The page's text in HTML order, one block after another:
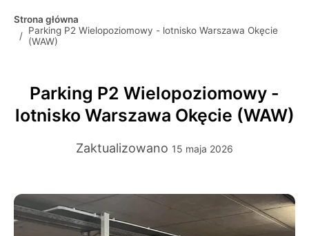
Strona główna
/ Parking P2 Wielopoziomowy - lotnisko Warszawa Okęcie
(WAW)
Parking P2 Wielopoziomowy -
lotnisko Warszawa Okęcie (WAW)
Zaktualizowano 15 maja 2026